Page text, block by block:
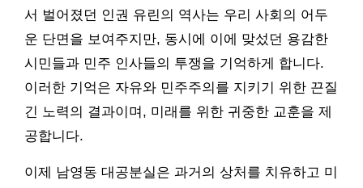
서 벌어졌던 인권 유린의 역사는 우리 사회의 어두
운 단면을 보여주지만, 동시에 이에 맞섰던 용감한
시민들과 민주 인사들의 투쟁을 기억하게 합니다.
이러한 기억은 자유와 민주주의를 지키기 위한 끈질
긴 노력의 결과이며, 미래를 위한 귀중한 교훈을 제
공합니다.
이제 남영동 대공분실은 과거의 상처를 치유하고 미